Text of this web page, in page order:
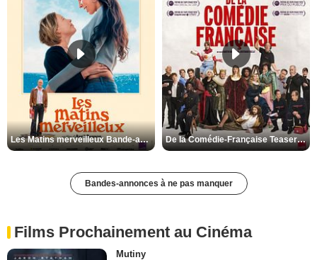
Les Matins merveilleux Bande-annonce VF De la Comédie-Française Teaser VF
Bandes-annonces à ne pas manquer
Films Prochainement au Cinéma
Mutiny